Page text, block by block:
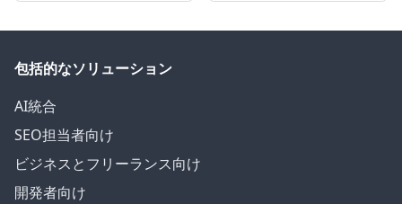
包括的なソリューション
AI統合
SEO担当者向け
ビジネスとフリーランス向け
開発者向け